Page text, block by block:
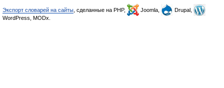
Экспорт словарей на сайты , сделанные на PHP, Joomla,
Drupal,
WordPress, MODx.